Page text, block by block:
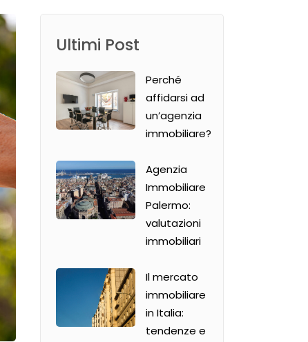
Ultimi Post
Perché
affidarsi ad
un’agenzia
immobiliare?
Agenzia
Immobiliare
Palermo:
valutazioni
immobiliari
Il mercato
immobiliare
in Italia:
tendenze e